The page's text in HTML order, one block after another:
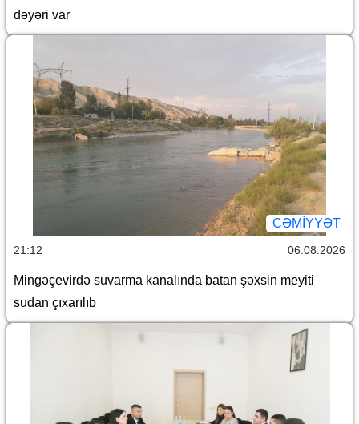
dəyəri var
CƏMİYYƏT
21:12 06.08.2026
Mingəçevirdə suvarma kanalında batan şəxsin meyiti
sudan çıxarılıb